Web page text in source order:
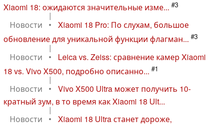
Xiaomi 18: ожидаются значительные изме... #3
|
Новости
•
Xiaomi 18 Pro: По слухам, большое
обновление для уникальной функции флагман... #3
|
Новости
•
Leica vs. Zeiss: сравнение камер Xiaomi
18 vs. Vivo X500, подробно описанно... #1
|
Новости
•
Vivo X500 Ultra может получить 10-
кратный зум, в то время как Xiaomi 18 Ult...
|
Новости
•
Xiaomi 18 Ultra станет дороже,